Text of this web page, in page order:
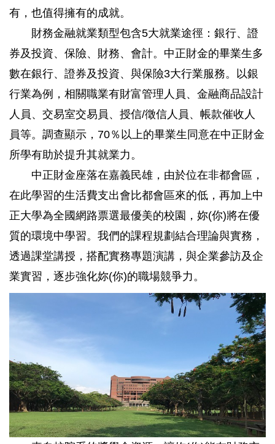
有，也值得擁有的成就。
財務金融就業類型包含5大就業途徑：銀行、證
券及投資、保險、財務、會計。中正財金的畢業生多
數在銀行、證券及投資、與保險3大行業服務。以銀
行業為例，相關職業有財富管理人員、金融商品設計
人員、交易室交易員、授信/徵信人員、帳款催收人
員等。調查顯示，70％以上的畢業生同意在中正財金
所學有助於提升其就業力。
中正財金座落在嘉義民雄，由於位在非都會區，
在此學習的生活費支出會比都會區來的低，再加上中
正大學為全國網路票選最優美的校園，妳(你)將在優
質的環境中學習。我們的課程規劃結合理論與實務，
透過課堂講授，搭配實務專題演講，與企業參訪及企
業實習，逐步強化妳(你)的職場競爭力。